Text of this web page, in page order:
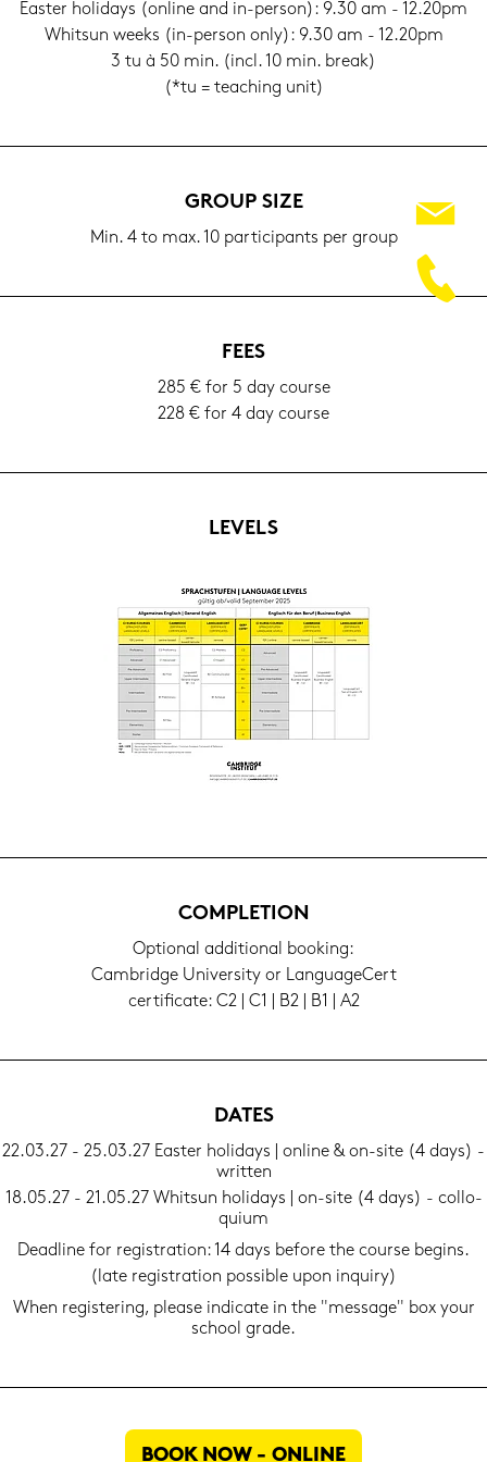
Eas­ter ho­li­days (on­line and in-​person): 9.30 am - 12.20pm
Whits­un weeks (in-​person only): 9.30 am - 12.20pm
3 tu à 50 min. (incl. 10 min. break)
(*tu = tea­ching unit)
GROUP SIZE
Min. 4 to max. 10 par­ti­ci­pants per group
FEES
285 € for 5 day cour­se
228 € for 4 day cour­se
LE­VELS
COM­PLE­TI­ON
Op­tio­nal ad­di­tio­nal boo­king:
Cam­bridge Uni­ver­si­ty or Lan­guageCert
cer­ti­fi­ca­te: C2 | C1 | B2 | B1 | A2
DATES
22.03.27 - 25.03.27 Eas­ter ho­li­days | on­line & on-​site (4 days) -
writ­ten
18.05.27 - 21.05.27 Whits­un ho­li­days | on-​site (4 days) - col­lo­
qui­um
Dead­line for re­gis­tra­ti­on: 14 days be­fo­re the cour­se be­gins.
(late re­gis­tra­ti­on pos­si­ble upon in­quiry)
When re­gis­te­ring, plea­se in­di­ca­te in the "mes­sa­ge" box your
school grade.
BOOK NOW - ON­LINE